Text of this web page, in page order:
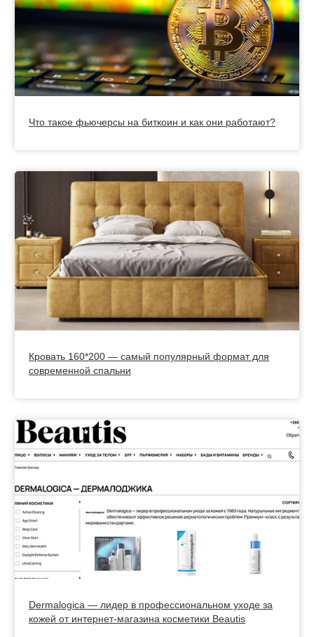
Что такое фьючерсы на биткоин и как они работают?
Кровать 160*200 — самый популярный формат для
современной спальни
Dermalogica — лидер в профессиональном уходе за
кожей от интернет-магазина косметики Beautis